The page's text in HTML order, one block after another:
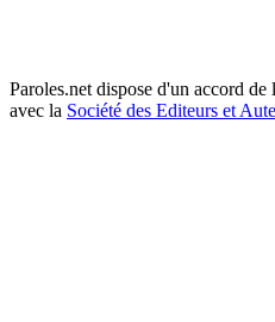
Paroles.net dispose d'un accord de
avec la Société des Editeurs et